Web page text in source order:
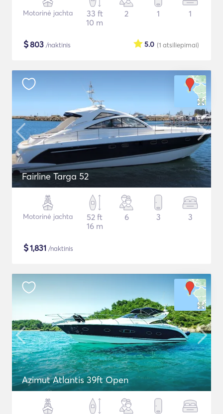
Motorinė jachta
33 ft
10 m
2 1 1
$803 /naktinis (1 atsiliepimai)
5.0
Fairline Targa 52
Motorinė jachta
52 ft
16 m
6 3 3
$1,831 /naktinis
Azimut Atlantis 39ft Open